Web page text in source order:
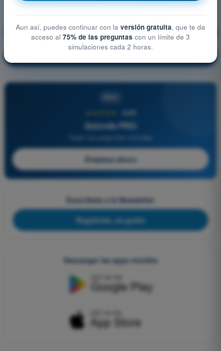
Derecho Aéreo ¡Entrenamiento!
4,6/5
Quizvds PRO
Empieza ahora
Suscríbete a la Newsletter
Regístrate, es gratis
Descargar las apps móviles
Aun así, puedes continuar con la versión gratuita, que te da
acceso al 75% de las preguntas con un límite de 3
simulaciones cada 2 horas.